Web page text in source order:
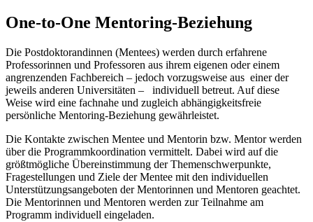
One-to-One Mentoring-Beziehung
Die Postdoktorandinnen (Mentees) werden durch erfahrene
Professorinnen und Professoren aus ihrem eigenen oder einem
angrenzenden Fachbereich – jedoch vorzugsweise aus einer der
jeweils anderen Universitäten – individuell betreut. Auf diese
Weise wird eine fachnahe und zugleich abhängigkeitsfreie
persönliche Mentoring-Beziehung gewährleistet.
Die Kontakte zwischen Mentee und Mentorin bzw. Mentor werden
über die Programmkoordination vermittelt. Dabei wird auf die
größtmögliche Übereinstimmung der Themenschwerpunkte,
Fragestellungen und Ziele der Mentee mit den individuellen
Unterstützungsangeboten der Mentorinnen und Mentoren geachtet.
Die Mentorinnen und Mentoren werden zur Teilnahme am
Programm individuell eingeladen.